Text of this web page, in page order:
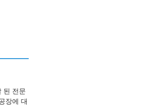
된 전문
장에 대